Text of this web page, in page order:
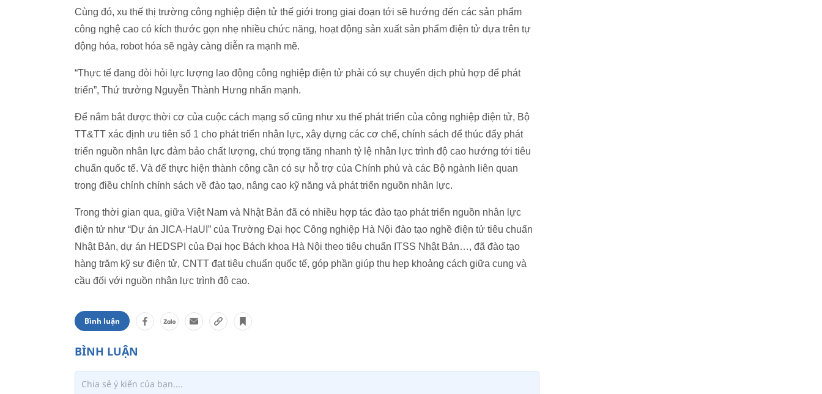
Cùng đó, xu thế thị trường công nghiệp điện tử thế giới trong giai đoạn tới sẽ hướng đến các sản phẩm
công nghệ cao có kích thước gọn nhẹ nhiều chức năng, hoạt động sản xuất sản phẩm điện tử dựa trên tự
động hóa, robot hóa sẽ ngày càng diễn ra mạnh mẽ.
“Thực tế đang đòi hỏi lực lượng lao động công nghiệp điện tử phải có sự chuyển dịch phù hợp để phát
triển”, Thứ trưởng Nguyễn Thành Hưng nhấn mạnh.
Để nắm bắt được thời cơ của cuộc cách mạng số cũng như xu thế phát triển của công nghiệp điện tử, Bộ
TT&TT xác định ưu tiên số 1 cho phát triển nhân lực, xây dựng các cơ chế, chính sách để thúc đẩy phát
triển nguồn nhân lực đảm bảo chất lượng, chú trọng tăng nhanh tỷ lệ nhân lực trình độ cao hướng tới tiêu
chuẩn quốc tế. Và để thực hiện thành công cần có sự hỗ trợ của Chính phủ và các Bộ ngành liên quan
trong điều chỉnh chính sách về đào tạo, nâng cao kỹ năng và phát triển nguồn nhân lực.
Trong thời gian qua, giữa Việt Nam và Nhật Bản đã có nhiều hợp tác đào tạo phát triển nguồn nhân lực
điện tử như “Dự án JICA-HaUI” của Trường Đại học Công nghiệp Hà Nội đào tạo nghề điện tử tiêu chuẩn
Nhật Bản, dự án HEDSPI của Đại học Bách khoa Hà Nội theo tiêu chuẩn ITSS Nhật Bản…, đã đào tạo
hàng trăm kỹ sư điện tử, CNTT đạt tiêu chuẩn quốc tế, góp phần giúp thu hẹp khoảng cách giữa cung và
cầu đối với nguồn nhân lực trình độ cao.
Bình luận